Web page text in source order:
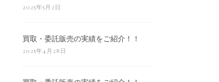
2025年5月2日
買取・委託販売の実績をご紹介！！
2025年4月28日